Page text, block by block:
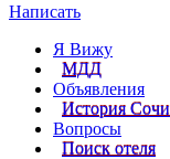
Написать
Я Вижу
МДД
Объявления
История Сочи
Вопросы
Поиск отеля